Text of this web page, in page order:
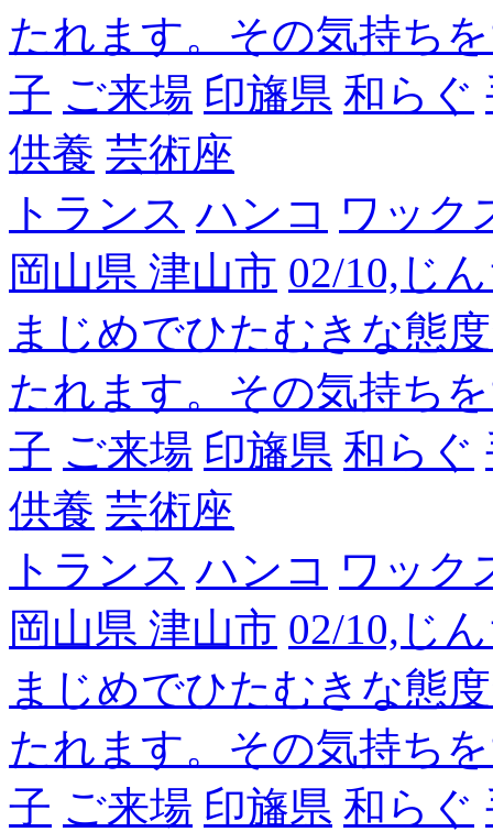
たれます。その気持ち
子 ご来場 印旛県 和らぐ
供養 芸術座
トランス ハンコ ワック
岡山県 津山市 02/10,じ
まじめでひたむきな態
たれます。その気持ち
子 ご来場 印旛県 和らぐ
供養 芸術座
トランス ハンコ ワック
岡山県 津山市 02/10,じ
まじめでひたむきな態
たれます。その気持ち
子 ご来場 印旛県 和らぐ